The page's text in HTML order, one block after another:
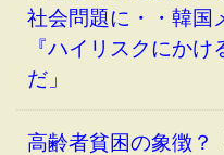
社会問題に・・韓国
『ハイリスクにか
だ」
高齢者貧困の象徴？